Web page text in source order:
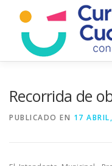
contenido
Recorrida de
PUBLICADO EN 17